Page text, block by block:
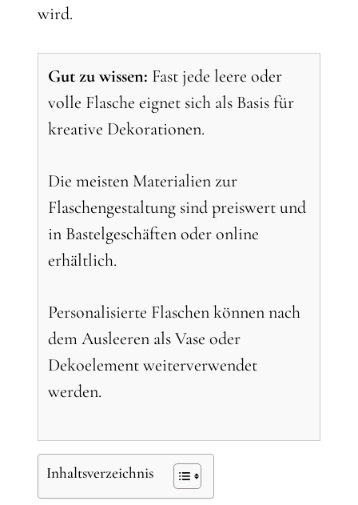
wird.
Gut zu wissen: Fast jede leere oder
volle Flasche eignet sich als Basis für
kreative Dekorationen.
Die meisten Materialien zur
Flaschengestaltung sind preiswert und
in Bastelgeschäften oder online
erhältlich.
Personalisierte Flaschen können nach
dem Ausleeren als Vase oder
Dekoelement weiterverwendet
werden.
Inhaltsverzeichnis